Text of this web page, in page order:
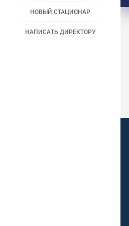
НОВЫЙ СТАЦИОНАР
НАПИСАТЬ ДИРЕКТОРУ